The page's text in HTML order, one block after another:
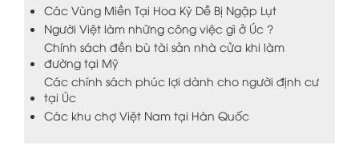
Các Vùng Miền Tại Hoa Kỳ Dễ Bị Ngập Lụt
Người Việt làm những công việc gì ở Úc ?
Chính sách đền bù tài sản nhà cửa khi làm
đường tại Mỹ
Các chính sách phúc lợi dành cho người định cư
tại Úc
Các khu chợ Việt Nam tại Hàn Quốc